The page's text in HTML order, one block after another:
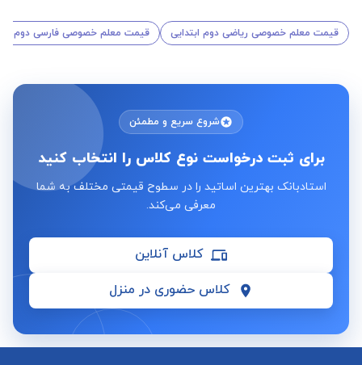
قیمت معلم خصوصی ریاضی دوم ابتدایی قیمت معلم خصوصی فارسی دوم
شروع سریع و مطمئن
برای ثبت درخواست نوع کلاس را انتخاب کنید
استادبانک بهترین اساتید را در سطوح قیمتی مختلف به شما
معرفی می‌کند.
کلاس آنلاین
کلاس حضوری در منزل